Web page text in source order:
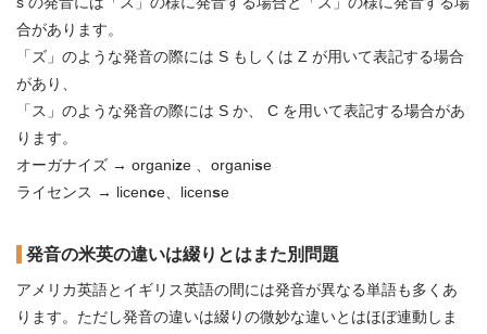
合があります。
「ズ」のような発音の際には S もしくは Z が用いて表記する場合
があり、
「ス」のような発音の際には S か、 C を用いて表記する場合があ
ります。
オーガナイズ → organize 、organise
ライセンス → licence、license
発音の米英の違いは綴りとはまた別問題
アメリカ英語とイギリス英語の間には発音が異なる単語も多くあ
ります。ただし発音の違いは綴りの微妙な違いとはほぼ連動しま